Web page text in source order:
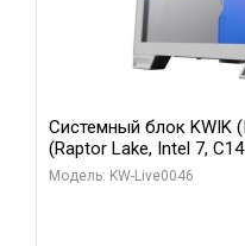
Системный блок KWIK
(Raptor Lake, Intel 7,
Gigabyte RTX5060Ti
Модель: KW-Live0046